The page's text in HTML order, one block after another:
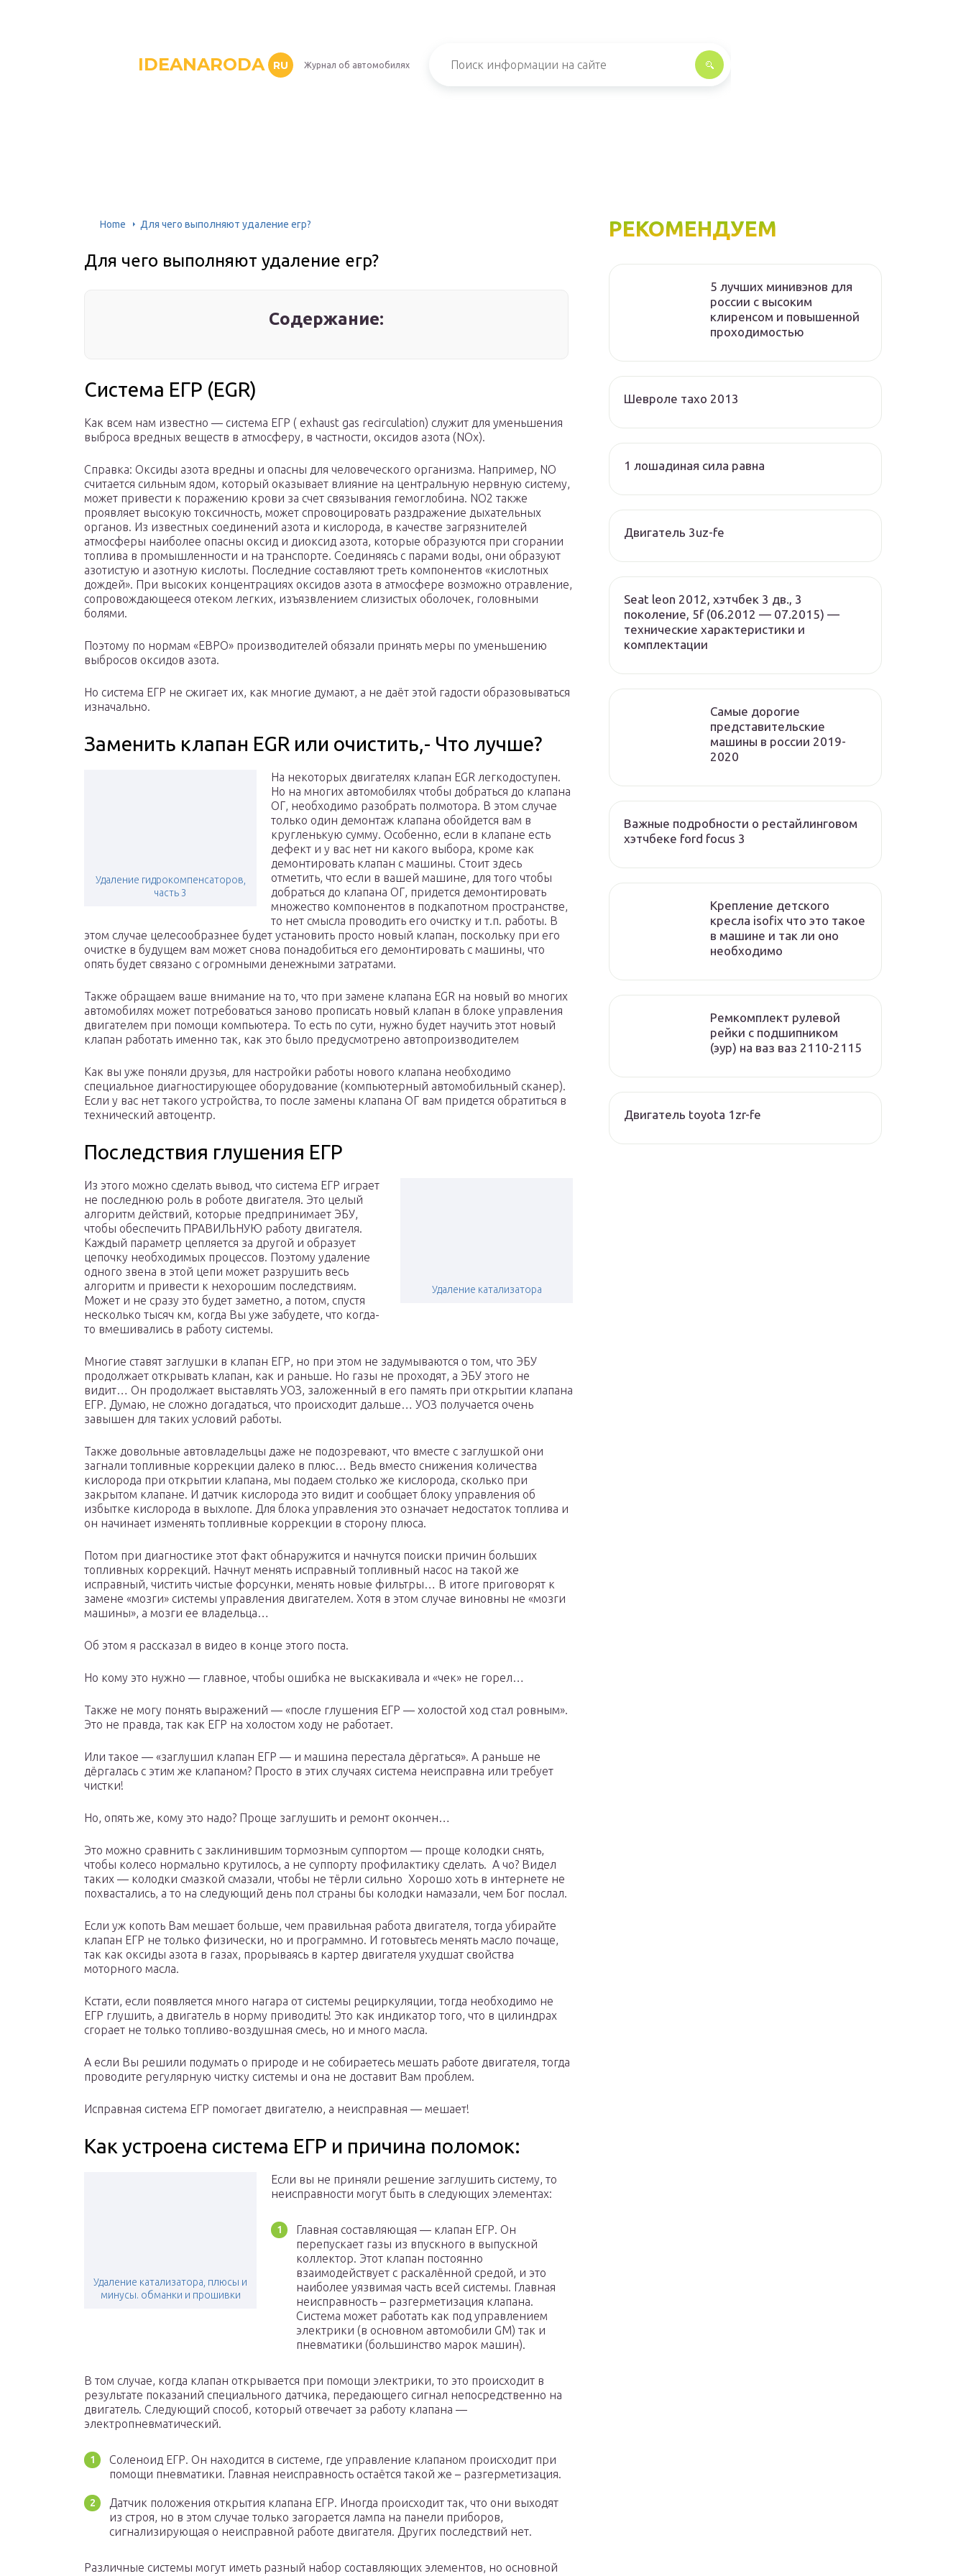
IDEANARODA RU Журнал об автомобилях
Home Для чего выполняют удаление егр?
Для чего выполняют удаление егр?
Содержание:
Система ЕГР (EGR)
Как всем нам известно — система ЕГР ( exhaust gas recirculation) служит для уменьшения
выброса вредных веществ в атмосферу, в частности, оксидов азота (NOx).
Справка: Оксиды азота вредны и опасны для человеческого организма. Например, NO
считается сильным ядом, который оказывает влияние на центральную нервную систему,
может привести к поражению крови за счет связывания гемоглобина. NO2 также
проявляет высокую токсичность, может спровоцировать раздражение дыхательных
органов. Из известных соединений азота и кислорода, в качестве загрязнителей
атмосферы наиболее опасны оксид и диоксид азота, которые образуются при сгорании
топлива в промышленности и на транспорте. Соединяясь с парами воды, они образуют
азотистую и азотную кислоты. Последние составляют треть компонентов «кислотных
дождей». При высоких концентрациях оксидов азота в атмосфере возможно отравление,
сопровождающееся отеком легких, изъязвлением слизистых оболочек, головными
болями.
Поэтому по нормам «ЕВРО» производителей обязали принять меры по уменьшению
выбросов оксидов азота.
Но система ЕГР не сжигает их, как многие думают, а не даёт этой гадости образовываться
изначально.
Заменить клапан EGR или очистить,- Что лучше?
Удаление гидрокомпенсаторов,
часть 3
На некоторых двигателях клапан EGR легкодоступен.
Но на многих автомобилях чтобы добраться до клапана
ОГ, необходимо разобрать полмотора. В этом случае
только один демонтаж клапана обойдется вам в
кругленькую сумму. Особенно, если в клапане есть
дефект и у вас нет ни какого выбора, кроме как
демонтировать клапан с машины. Стоит здесь
отметить, что если в вашей машине, для того чтобы
добраться до клапана ОГ, придется демонтировать
множество компонентов в подкапотном пространстве,
то нет смысла проводить его очистку и т.п. работы. В
этом случае целесообразнее будет установить просто новый клапан, поскольку при его
очистке в будущем вам может снова понадобиться его демонтировать с машины, что
опять будет связано с огромными денежными затратами.
Также обращаем ваше внимание на то, что при замене клапана EGR на новый во многих
автомобилях может потребоваться заново прописать новый клапан в блоке управления
двигателем при помощи компьютера. То есть по сути, нужно будет научить этот новый
клапан работать именно так, как это было предусмотрено автопроизводителем
Как вы уже поняли друзья, для настройки работы нового клапана необходимо
специальное диагностирующее оборудование (компьютерный автомобильный сканер).
Если у вас нет такого устройства, то после замены клапана ОГ вам придется обратиться в
технический автоцентр.
Последствия глушения ЕГР
Удаление катализатора
Из этого можно сделать вывод, что система ЕГР играет
не последнюю роль в роботе двигателя. Это целый
алгоритм действий, которые предпринимает ЭБУ,
чтобы обеспечить ПРАВИЛЬНУЮ работу двигателя.
Каждый параметр цепляется за другой и образует
цепочку необходимых процессов. Поэтому удаление
одного звена в этой цепи может разрушить весь
алгоритм и привести к нехорошим последствиям.
Может и не сразу это будет заметно, а потом, спустя
несколько тысяч км, когда Вы уже забудете, что когда-
то вмешивались в работу системы.
Многие ставят заглушки в клапан ЕГР, но при этом не задумываются о том, что ЭБУ
продолжает открывать клапан, как и раньше. Но газы не проходят, а ЭБУ этого не
видит… Он продолжает выставлять УОЗ, заложенный в его память при открытии клапана
ЕГР. Думаю, не сложно догадаться, что происходит дальше… УОЗ получается очень
завышен для таких условий работы.
Также довольные автовладельцы даже не подозревают, что вместе с заглушкой они
загнали топливные коррекции далеко в плюс… Ведь вместо снижения количества
кислорода при открытии клапана, мы подаем столько же кислорода, сколько при
закрытом клапане. И датчик кислорода это видит и сообщает блоку управления об
избытке кислорода в выхлопе. Для блока управления это означает недостаток топлива и
он начинает изменять топливные коррекции в сторону плюса.
Потом при диагностике этот факт обнаружится и начнутся поиски причин больших
топливных коррекций. Начнут менять исправный топливный насос на такой же
исправный, чистить чистые форсунки, менять новые фильтры… В итоге приговорят к
замене «мозги» системы управления двигателем. Хотя в этом случае виновны не «мозги
машины», а мозги ее владельца…
Об этом я рассказал в видео в конце этого поста.
Но кому это нужно — главное, чтобы ошибка не выскакивала и «чек» не горел…
Также не могу понять выражений — «после глушения ЕГР — холостой ход стал ровным».
Это не правда, так как ЕГР на холостом ходу не работает.
Или такое — «заглушил клапан ЕГР — и машина перестала дёргаться». А раньше не
дёргалась с этим же клапаном? Просто в этих случаях система неисправна или требует
чистки!
Но, опять же, кому это надо? Проще заглушить и ремонт окончен…
Это можно сравнить с заклинившим тормозным суппортом — проще колодки снять,
чтобы колесо нормально крутилось, а не суппорту профилактику сделать. А чо? Видел
таких — колодки смазкой смазали, чтобы не тёрли сильно Хорошо хоть в интернете не
похвастались, а то на следующий день пол страны бы колодки намазали, чем Бог послал.
Если уж копоть Вам мешает больше, чем правильная работа двигателя, тогда убирайте
клапан ЕГР не только физически, но и программно. И готовьтесь менять масло почаще,
так как оксиды азота в газах, прорываясь в картер двигателя ухудшат свойства
моторного масла.
Кстати, если появляется много нагара от системы рециркуляции, тогда необходимо не
ЕГР глушить, а двигатель в норму приводить! Это как индикатор того, что в цилиндрах
сгорает не только топливо-воздушная смесь, но и много масла.
А если Вы решили подумать о природе и не собираетесь мешать работе двигателя, тогда
проводите регулярную чистку системы и она не доставит Вам проблем.
Исправная система ЕГР помогает двигателю, а неисправная — мешает!
Как устроена система ЕГР и причина поломок:
Удаление катализатора, плюсы и
минусы. обманки и прошивки
Если вы не приняли решение заглушить систему, то
неисправности могут быть в следующих элементах:
Главная составляющая — клапан ЕГР. Он
перепускает газы из впускного в выпускной
коллектор. Этот клапан постоянно
взаимодействует с раскалённой средой, и это
наиболее уязвимая часть всей системы. Главная
неисправность – разгерметизация клапана.
Система может работать как под управлением
электрики (в основном автомобили GM) так и
пневматики (большинство марок машин).
В том случае, когда клапан открывается при помощи электрики, то это происходит в
результате показаний специального датчика, передающего сигнал непосредственно на
двигатель. Следующий способ, который отвечает за работу клапана —
электропневматический.
Соленоид ЕГР. Он находится в системе, где управление клапаном происходит при
помощи пневматики. Главная неисправность остаётся такой же – разгерметизация.
Датчик положения открытия клапана ЕГР. Иногда происходит так, что они выходят
из строя, но в этом случае только загорается лампа на панели приборов,
сигнализирующая о неисправной работе двигателя. Других последствий нет.
Различные системы могут иметь разный набор составляющих элементов, но основной
РЕКОМЕНДУЕМ
5 лучших минивэнов для
россии с высоким
клиренсом и повышенной
проходимостью
Шевроле тахо 2013
1 лошадиная сила равна
Двигатель 3uz-fe
Seat leon 2012, хэтчбек 3 дв., 3
поколение, 5f (06.2012 — 07.2015) —
технические характеристики и
комплектации
Cамые дорогие
представительские
машины в россии 2019-
2020
Важные подробности о рестайлинговом
хэтчбеке ford focus 3
Крепление детского
кресла isofix что это такое
в машине и так ли оно
необходимо
Ремкомплект рулевой
рейки с подшипником
(эур) на ваз ваз 2110-2115
Двигатель toyota 1zr-fe